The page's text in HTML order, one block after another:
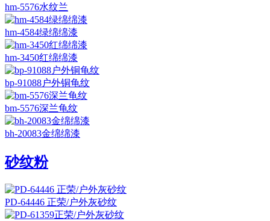
hm-5576水纹兰
hm-4584绿绵绵漆
hm-3450红绵绵漆
bp-91088户外铜龟纹
bm-5576深兰龟纹
bh-20083金绵绵漆
砂纹粉
PD-64446 正荣/户外灰砂纹